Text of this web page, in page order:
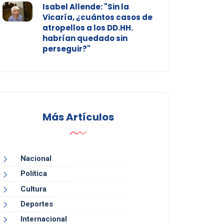
Isabel Allende: "Sin la
Vicaría, ¿cuántos casos de
atropellos a los DD.HH.
habrían quedado sin
perseguir?"
Más Artículos
Nacional
Política
Cultura
Deportes
Internacional